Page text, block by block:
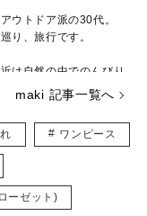
ウトドア派の30代。
り、旅行です。
は自然の中でのんびり
ーンに合わせて様々な
プチプラアイテムを取
maki 記事一覧へ
ワンピース
ーゼット)